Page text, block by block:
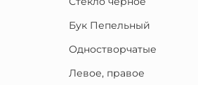
Бук Пепельный
Одностворчатые
Левое, правое